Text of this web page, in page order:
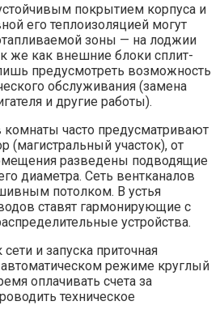
покрытием корпуса и
его теплоизоляцией могут
зоны — на лоджии
же как внешние блоки сплит-
предусмотреть возможность
обслуживания (замена
и другие работы).
комнаты часто предусматривают
(магистральный участок), от
разведены подводящие
диаметра. Сеть вентканалов
потолком. В устья
ставят гармонирующие с
устройства.
и запуска приточная
автоматическом режиме круглый
оплачивать счета за
техническое